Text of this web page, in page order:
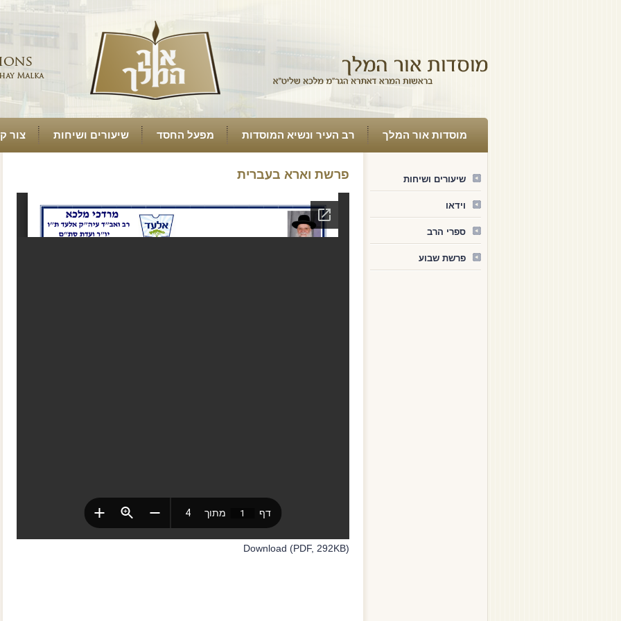
מוסדות אור המלך רב העיר ונשיא המוסדות מפעל החסד שיעורים ושיחות צור
שיעורים ושיחות
וידאו
ספרי הרב
פרשת שבוע
פרשת וארא בעברית
Download (PDF, 292KB)